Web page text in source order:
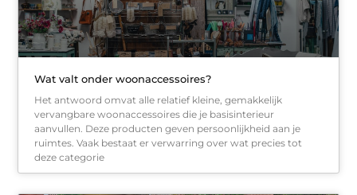
Wat valt onder woonaccessoires?
Het antwoord omvat alle relatief kleine, gemakkelijk
vervangbare woonaccessoires die je basisinterieur
aanvullen. Deze producten geven persoonlijkheid aan je
ruimtes. Vaak bestaat er verwarring over wat precies tot
deze categorie